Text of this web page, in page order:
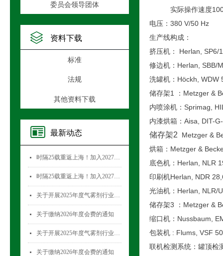
实际操作速度
电压：380 V/50 Hz
生产线构成：
挤压机： Herlan, SP6/
修边机：Herlan, SBB/
洗罐机：Höckh, WDW
储存架1 ：Metzger &
内喷涂机：Sprimag,
内漆烘箱：Aisa, DIT-
储存架2 Metzger &
烘箱：Metzger &
底色机：Herlan, NLR
印刷机Herlan, NDR
光油机：Herlan, NLR/
储存架3 ：Metzger &
缩口机：Nussbaum,
包装机 : Flums, VSF
联机检测系统：罐顶
委员会领导团体
资料下载
标准
法规
其他资料下载
最新动态
넷 时隔25载重返上海！加入2027国际气雾剂与金属容器展览会，直面30,000+全球买家！
넷 时隔25载重返上海！加入2027国际气雾剂与金属容器展览会，直面30,000+全球买家！
넷 关于开展2025年度气雾剂行业数据统计工作的通知
넷 关于缴纳2026年度会费的通知
넷 关于开展2025年度气雾剂行业数据统计工作的通知
넷 关于缴纳2026年度会费的通知